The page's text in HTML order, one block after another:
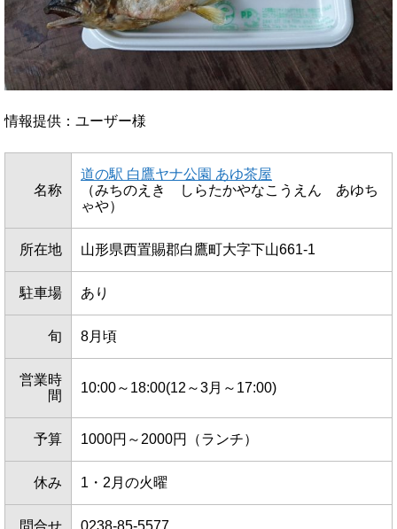
情報提供：ユーザー様
名称
道の駅 白鷹ヤナ公園 あゆ茶屋
（みちのえき しらたかやなこうえん あゆち
ゃや）
所在地 山形県西置賜郡白鷹町大字下山661-1
駐車場 あり
旬 8月頃
営業時
間
10:00～18:00(12～3月～17:00)
予算 1000円～2000円（ランチ）
休み 1・2月の火曜